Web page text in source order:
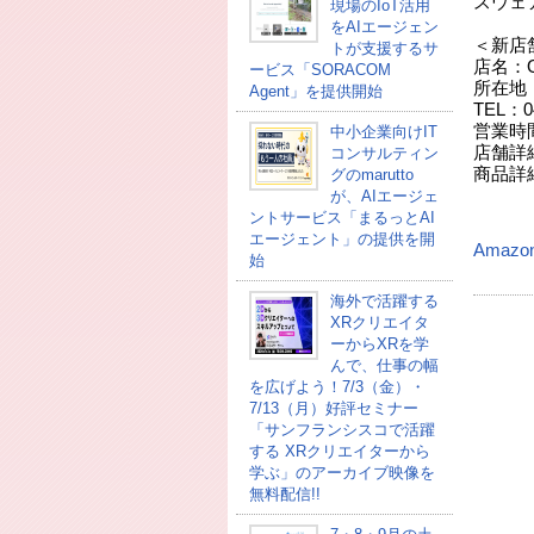
現場のIoT活用
をAIエージェン
トが支援するサ
ービス「SORACOM
Agent」を提供開始
中小企業向けIT
コンサルティン
グのmarutto
が、AIエージェ
ントサービス「まるっとAI
エージェント」の提供を開
始
海外で活躍する
XRクリエイタ
ーからXRを学
んで、仕事の幅
を広げよう！7/3（金）・
7/13（月）好評セミナー
「サンフランシスコで活躍
する XRクリエイターから
学ぶ」のアーカイブ映像を
無料配信!!
＜新店
店名：
所在地
TEL：
営業時
店舗詳
商品詳